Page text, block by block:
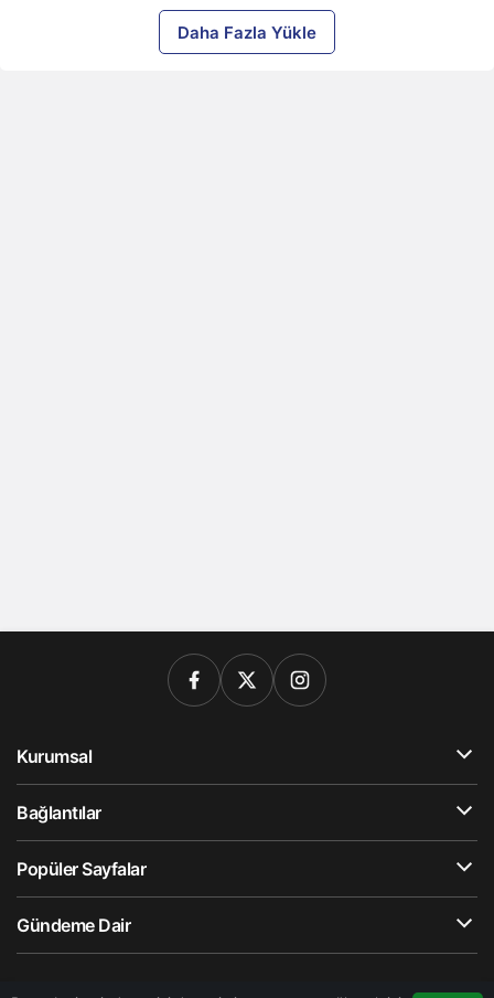
Daha Fazla Yükle
Kurumsal
Bağlantılar
Popüler Sayfalar
Gündeme Dair